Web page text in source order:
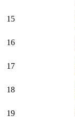
15
16
17
18
19